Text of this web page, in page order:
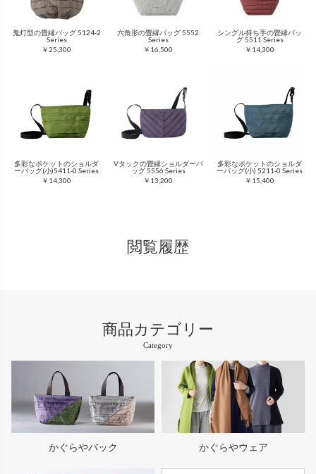
鬼灯型の畳縁バッグ 5124-2
Series
￥25,300
六角形の畳縁バッグ 5552
Series
￥16,500
シングル持ち手の畳縁バッ
グ 5511 Series
￥14,300
多彩なポケットのショルダ
ーバッグ(小)5411-0 Series
￥14,300
Vタックの畳縁ショルダーバ
ッグ 5556 Series
￥13,200
多彩なポケットのショルダ
ーバッグ(小) 5211-0 Series
￥15,400
閲覧履歴
商品カテゴリー
Category
かぐらやバック かぐらやウェア